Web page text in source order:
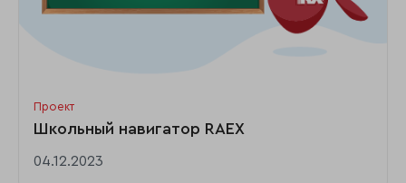
Проект
Школьный навигатор RAEX
04.12.2023